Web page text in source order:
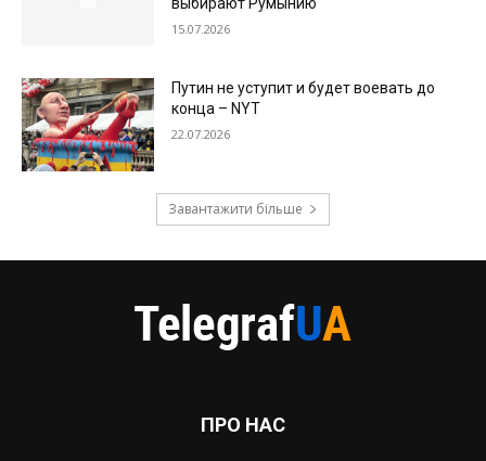
выбирают Румынию
15.07.2026
Путин не уступит и будет воевать до
конца – NYT
22.07.2026
Завантажити більше
ПРО НАС